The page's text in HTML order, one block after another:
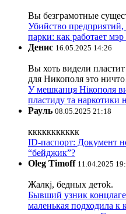
Вы безграмотные
Убийство
парки: как работает
Денис 16.05.2025 14:26
Вы хоть видели
для Никополя это
У мешканця Нікополя
пластиду та наркотики
Рауль 08.05.2025 21:18
ккккккккккк
ID-паспорт: Документ
“бейджик”?
Oleg Timoff 11.04.2025
Жалкj, бедных детok.
Бывший узник
маленькая подходила к